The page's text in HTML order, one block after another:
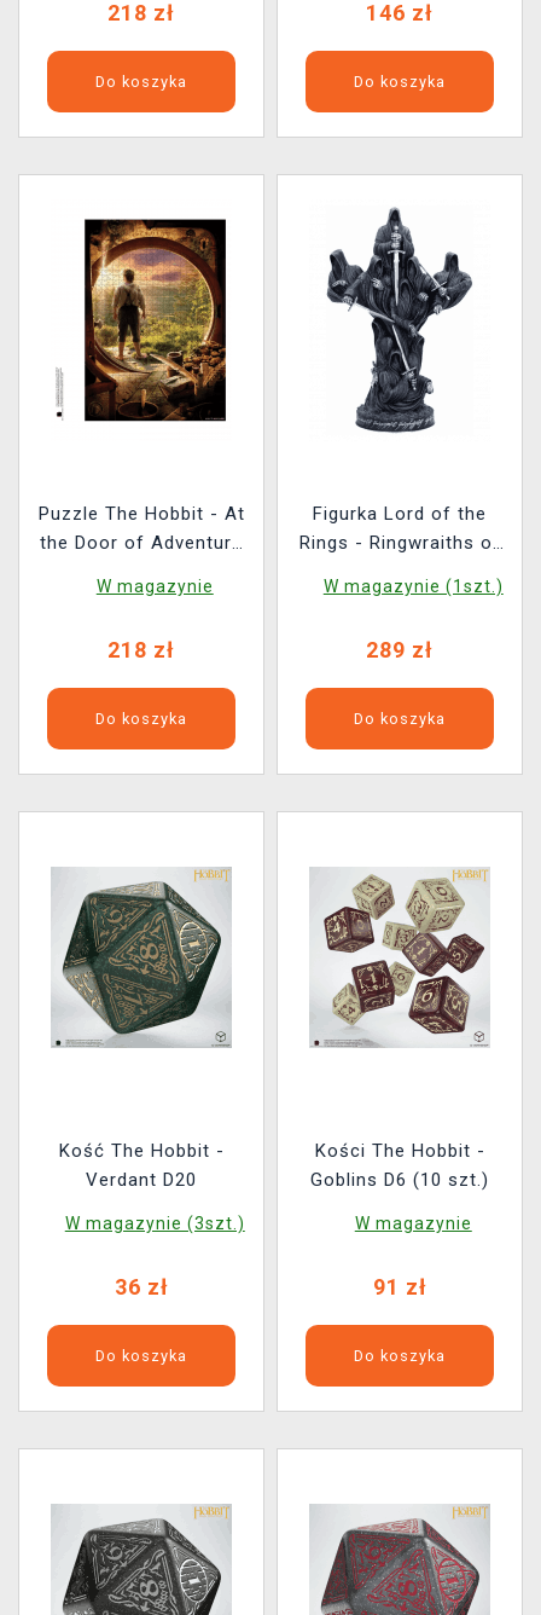
218 zł
Do koszyka
146 zł
Do koszyka
Puzzle The Hobbit - At
the Door of Adventure
W magazynie
218 zł
Do koszyka
Figurka Lord of the
Rings - Ringwraiths of
Now)
W magazynie (1szt.)
289 zł
Do koszyka
Kość The Hobbit -
Verdant D20
W magazynie (3szt.)
36 zł
Do koszyka
Kości The Hobbit -
Goblins D6 (10 szt.)
W magazynie
91 zł
Do koszyka